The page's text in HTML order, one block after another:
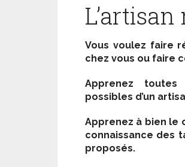
Vous voulez faire
chez vous ou faire
Apprenez toutes
possibles d’un
Apprenez à bien le
connaissance des
proposés.